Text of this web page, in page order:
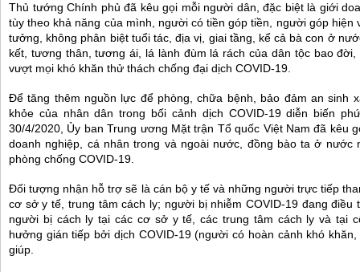
Thủ tướng Chính phủ đã kêu gọi mỗi người dân, đặc biệt là giới
tùy theo khả năng của mình, người có tiền góp tiền, người góp
tưởng, không phân biệt tuổi tác, địa vị, giai tầng, kể cả bà con ở
kết, tương thân, tương ái, lá lành đùm lá rách của dân tộc bao
vượt mọi khó khăn thử thách chống đại dịch COVID-19.
Để tăng thêm nguồn lực để phòng, chữa bệnh, bảo đảm an sinh
khỏe của nhân dân trong bối cảnh dịch COVID-19 diễn biến
30/4/2020, Ủy ban Trung ương Mặt trận Tổ quốc Việt Nam đã kêu
doanh nghiệp, cá nhân trong và ngoài nước, đồng bào ta ở nước
phòng chống COVID-19.
Đối tượng nhận hỗ trợ sẽ là cán bộ y tế và những người trực tiếp
cơ sở y tế, trung tâm cách ly; người bị nhiễm COVID-19 đang
người bị cách ly tại các cơ sở y tế, các trung tâm cách ly và tại
hưởng gián tiếp bởi dịch COVID-19 (người có hoàn cảnh khó
giúp.